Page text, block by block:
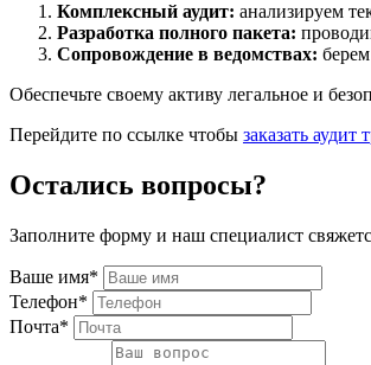
Комплексный аудит: анализируем
Разработка полного пакета:
Сопровождение в ведомствах:
Обеспечьте своему активу легальное и
Перейдите по ссылке чтобы заказать аудит
Остались вопросы?
Заполните форму и наш специалист
Ваше имя*
Телефон*
Почта*